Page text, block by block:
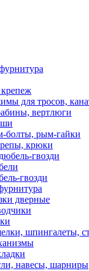
для тросов,
вертлюги
болты, рым-гайки
крюки
гвозди
гвозди
дверные
шпингалеты,
навесы, шарниры